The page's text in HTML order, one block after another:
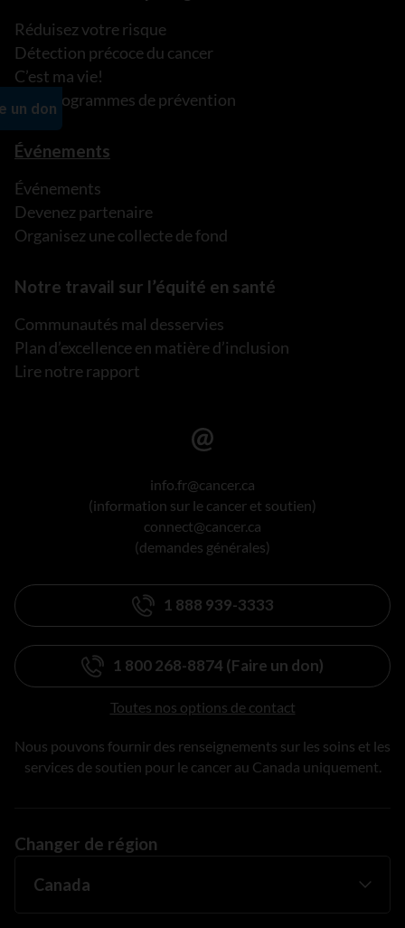
Réduisez votre risque
Détection précoce du cancer
C’est ma vie!
Nos programmes de prévention
Événements
Événements
Devenez partenaire
Organisez une collecte de fond
Notre travail sur l’équité en santé
Communautés mal desservies
Plan d’excellence en matière d’inclusion
Lire notre rapport
info.fr@cancer.ca
(information sur le cancer et soutien)
connect@cancer.ca
(demandes générales)
1 888 939-3333
1 800 268-8874 (Faire un don)
Toutes nos options de contact
Nous pouvons fournir des renseignements sur les soins et les
services de soutien pour le cancer au Canada uniquement.
Changer de région